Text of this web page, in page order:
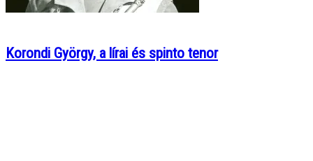
Korondi György, a lírai és spinto tenor